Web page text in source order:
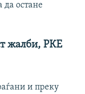
да остане
жалби, РКЕ
и преку